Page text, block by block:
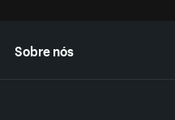
Sobre nós